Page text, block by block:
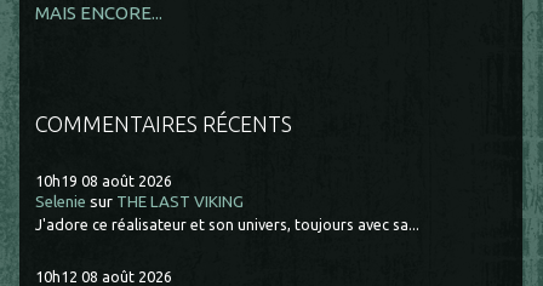
MAIS ENCORE...
COMMENTAIRES RÉCENTS
10h19 08 août 2026
Selenie sur THE LAST VIKING
J'adore ce réalisateur et son univers, toujours avec sa...
10h12 08 août 2026